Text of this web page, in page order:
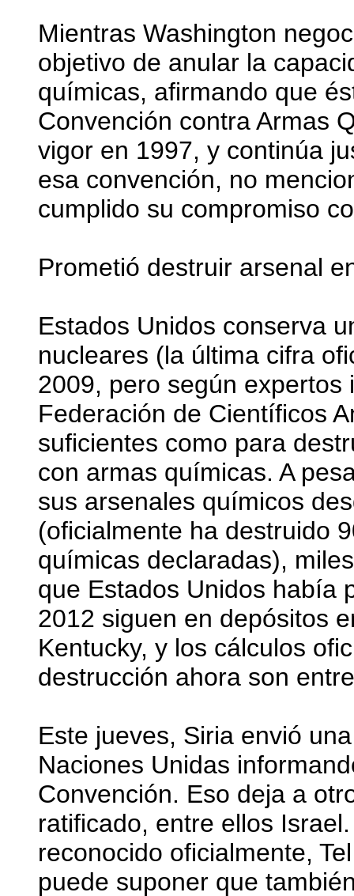
Mientras Washington
objetivo de anular la
químicas, afirmando que
Convención contra Armas
vigor en 1997, y continúa
esa convención, no
cumplido su compromiso
Prometió destruir arsenal
Estados Unidos conserva
nucleares (la última cifra
2009, pero según
Federación de Científicos
suficientes como para
con armas químicas. A
sus arsenales químicos
(oficialmente ha destruido
químicas declaradas),
que Estados Unidos había
2012 siguen en depósitos
Kentucky, y los cálculos
destrucción ahora son
Este jueves, Siria envió
Naciones Unidas
Convención. Eso deja a
ratificado, entre ellos
reconocido oficialmente,
puede suponer que